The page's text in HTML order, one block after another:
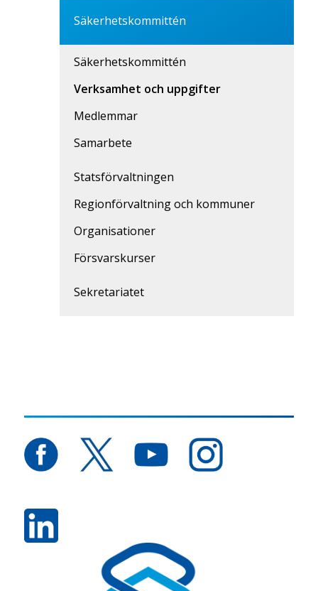
Säkerhetskommittén
Säkerhetskommittén
Verksamhet och uppgifter
Medlemmar
Samarbete
Statsförvaltningen
Regionförvaltning och kommuner
Organisationer
Försvarskurser
Sekretariatet